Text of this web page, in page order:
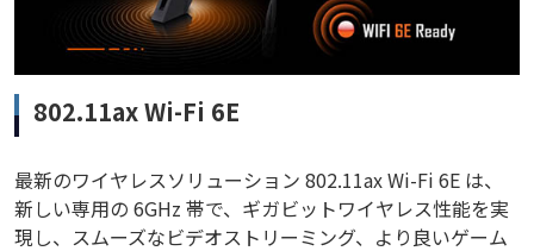
802.11ax Wi-Fi 6E
最新のワイヤレスソリューション 802.11ax Wi-Fi 6E は、
新しい専用の 6GHz 帯で、ギガビットワイヤレス性能を実
現し、スムーズなビデオストリーミング、より良いゲーム